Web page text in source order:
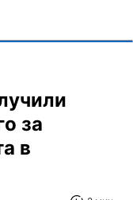
за
в